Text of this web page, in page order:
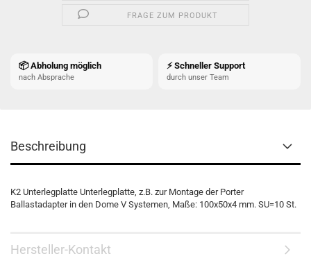
FRAGE ZUM PRODUKT
📦 Abholung möglich
nach Absprache
⚡ Schneller Support
durch unser Team
Beschreibung
K2 Unterlegplatte Unterlegplatte, z.B. zur Montage der Porter
Ballastadapter in den Dome V Systemen, Maße: 100x50x4 mm. SU=10 St.
Hersteller-Kontakt